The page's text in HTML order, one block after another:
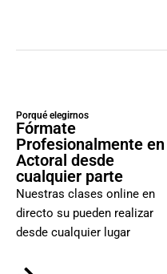
Porqué elegirnos
Fórmate
Profesionalmente en
Actoral desde
cualquier parte
Nuestras clases online en
directo su pueden realizar
desde cualquier lugar